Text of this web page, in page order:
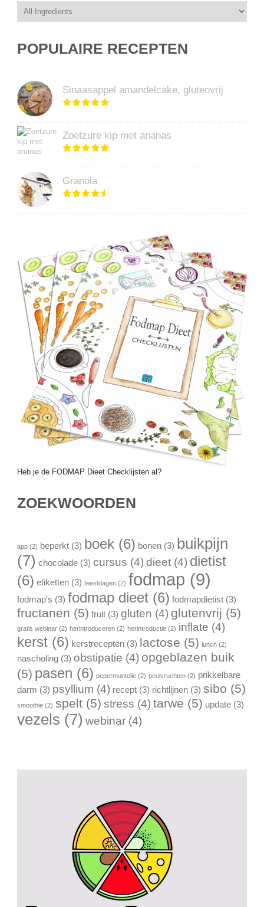
POPULAIRE RECEPTEN
Sinaasappel amandelcake, glutenvrij
Zoetzure kip met ananas
Granola
Heb je de FODMAP Dieet Checklijsten al?
ZOEKWOORDEN
app (2) beperkt (3) boek (6) bonen (3) buikpijn
(7) chocolade (3) cursus (4) dieet (4) dietist
(6) etiketten (3) feestdagen (2) fodmap (9)
fodmap's (3) fodmap dieet (6) fodmapdietist (3)
fructanen (5) fruit (3) gluten (4) glutenvrij (5)
gratis webinar (2) herintroduceren (2) herintroductie (2) inflate (4)
kerst (6) kerstrecepten (3) lactose (5) lunch (2)
nascholing (3) obstipatie (4) opgeblazen buik
(5) pasen (6) pepermuntolie (2) peulvruchten (2) prikkelbare
darm (3) psyllium (4) recept (3) richtlijnen (3) sibo (5)
smoothie (2) spelt (5) stress (4) tarwe (5) update (3)
vezels (7) webinar (4)